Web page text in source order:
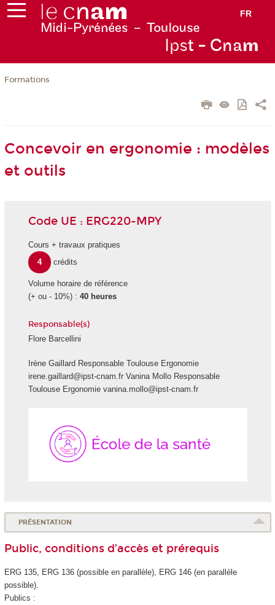
FR
Ipst - Cnam
Formations
Concevoir en ergonomie : modèles
et outils
Code UE : ERG220-MPY
Cours + travaux pratiques
4
crédits
Volume horaire de référence
(+ ou - 10%) : 40 heures
Responsable(s)
Flore Barcellini
Irène Gaillard Responsable Toulouse Ergonomie
irene.gaillard@ipst-cnam.fr Vanina Mollo Responsable
Toulouse Ergonomie vanina.mollo@ipst-cnam.fr
PRÉSENTATION
Public, conditions d’accès et prérequis
ERG 135, ERG 136 (possible en parallèle), ERG 146 (en parallèle
possible).
Publics :